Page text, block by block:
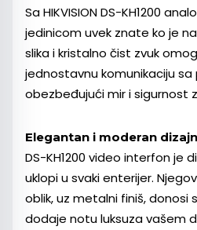
Sa HIKVISION DS-KH1200
jedinicom uvek znate ko je
slika i kristalno čist zvuk
jednostavnu komunikaciju
obezbeđujući mir i sigurnost
Elegantan i moderan dizajn
DS-KH1200 video interfon je
uklopi u svaki enterijer.
oblik, uz metalni finiš, donosi
dodaje notu luksuza vašem